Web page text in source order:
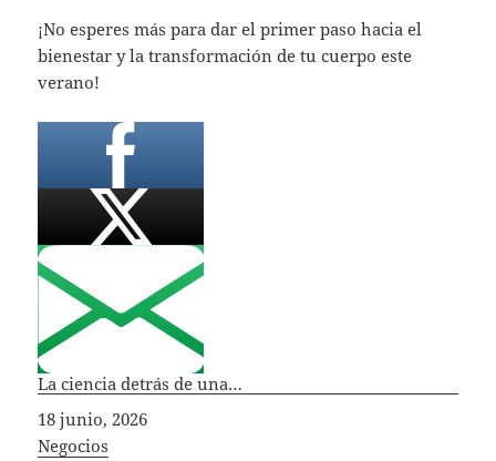
¡No esperes más para dar el primer paso hacia el
bienestar y la transformación de tu cuerpo este
verano!
La ciencia detrás de una…
Fecha
18 junio, 2026
In relation to
Negocios